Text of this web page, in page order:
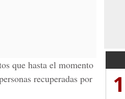
que hasta el momento
recuperadas por
1